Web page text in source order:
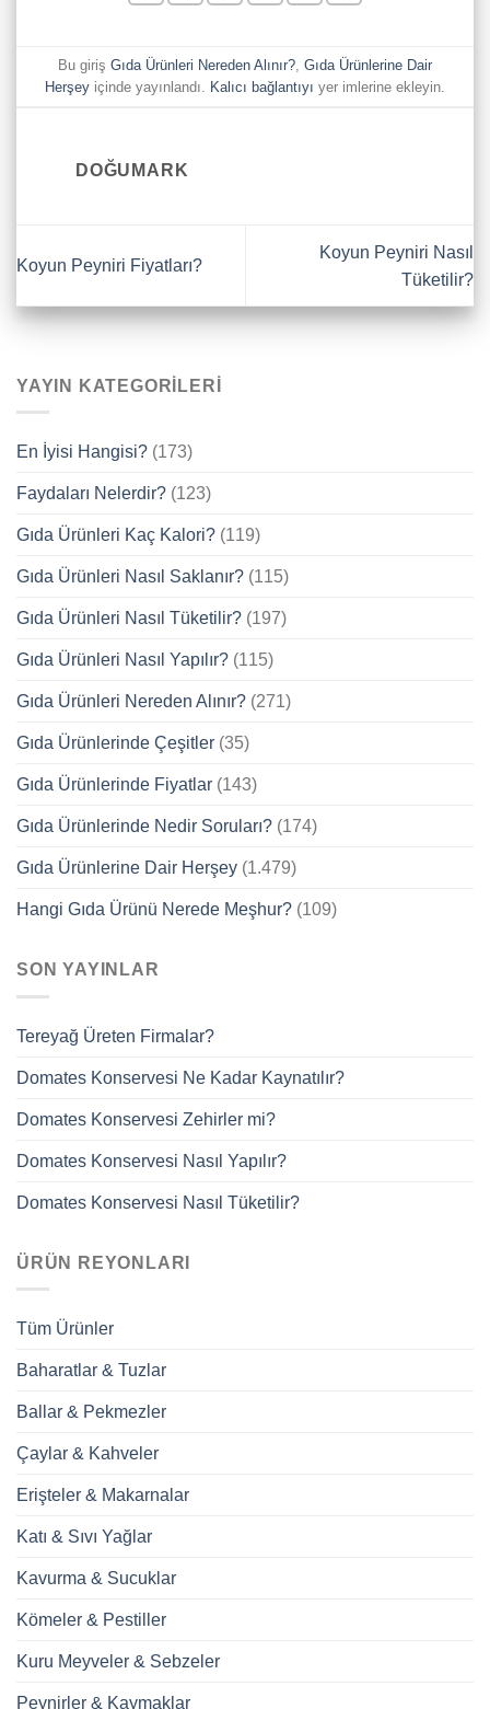
Bu giriş Gıda Ürünleri Nereden Alınır? Gıda Ürünlerine Dair
Herşey içinde yayınlandı. Kalıcı bağlantıyı yer imlerine ekleyin.
DOĞUMARK
Koyun Peyniri Fiyatları?
Koyun Peyniri Nasıl
Tüketilir?
YAYIN KATEGORILERI
En İyisi Hangisi? (173)
Faydaları Nelerdir? (123)
Gıda Ürünleri Kaç Kalori? (119)
Gıda Ürünleri Nasıl Saklanır? (115)
Gıda Ürünleri Nasıl Tüketilir? (197)
Gıda Ürünleri Nasıl Yapılır? (115)
Gıda Ürünleri Nereden Alınır? (271)
Gıda Ürünlerinde Çeşitler (35)
Gıda Ürünlerinde Fiyatlar (143)
Gıda Ürünlerinde Nedir Soruları? (174)
Gıda Ürünlerine Dair Herşey (1.479)
Hangi Gıda Ürünü Nerede Meşhur? (109)
SON YAYINLAR
Tereyağ Üreten Firmalar?
Domates Konservesi Ne Kadar Kaynatılır?
Domates Konservesi Zehirler mi?
Domates Konservesi Nasıl Yapılır?
Domates Konservesi Nasıl Tüketilir?
ÜRÜN REYONLARI
Tüm Ürünler
Baharatlar & Tuzlar
Ballar & Pekmezler
Çaylar & Kahveler
Erişteler & Makarnalar
Katı & Sıvı Yağlar
Kavurma & Sucuklar
Kömeler & Pestiller
Kuru Meyveler & Sebzeler
Peynirler & Kaymaklar